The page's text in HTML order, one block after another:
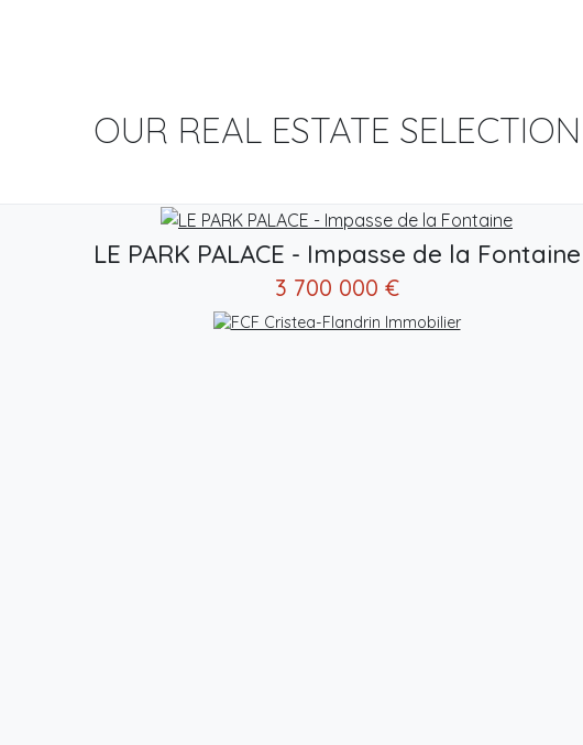
OUR REAL ESTATE SELECTION
LE PARK PALACE - Impasse de la Fontaine
3 700 000 €